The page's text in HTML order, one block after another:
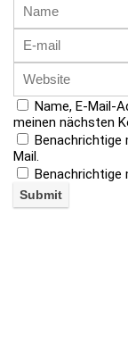
Name, E-Mail-
meinen nächsten
Benachrichtige
Mail.
Benachrichtige